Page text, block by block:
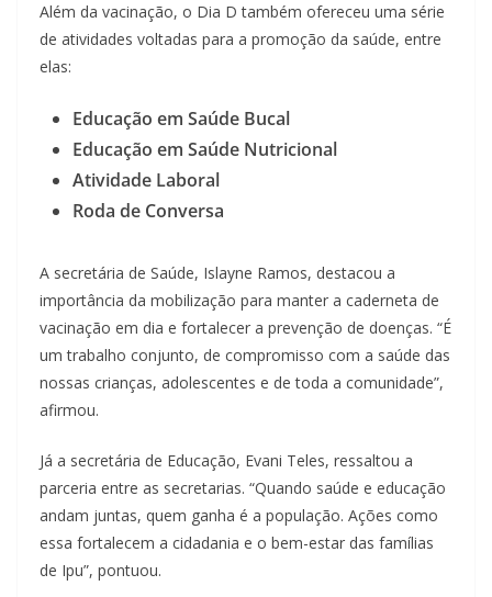
Além da vacinação, o Dia D também ofereceu uma série
de atividades voltadas para a promoção da saúde, entre
elas:
Educação em Saúde Bucal
Educação em Saúde Nutricional
Atividade Laboral
Roda de Conversa
A secretária de Saúde, Islayne Ramos, destacou a
importância da mobilização para manter a caderneta de
vacinação em dia e fortalecer a prevenção de doenças. “É
um trabalho conjunto, de compromisso com a saúde das
nossas crianças, adolescentes e de toda a comunidade”,
afirmou.
Já a secretária de Educação, Evani Teles, ressaltou a
parceria entre as secretarias. “Quando saúde e educação
andam juntas, quem ganha é a população. Ações como
essa fortalecem a cidadania e o bem-estar das famílias
de Ipu”, pontuou.